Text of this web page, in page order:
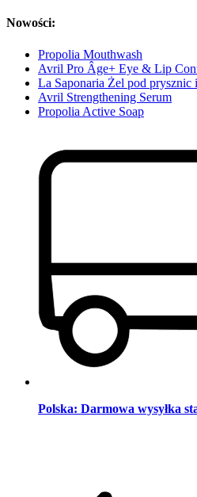
Nowości:
Propolia Mouthwash
Avril Pro Âge+ Eye & Lip
La Saponaria Żel pod
Avril Strengthening Serum
Propolia Active Soap
Polska: Darmowa wysyłka